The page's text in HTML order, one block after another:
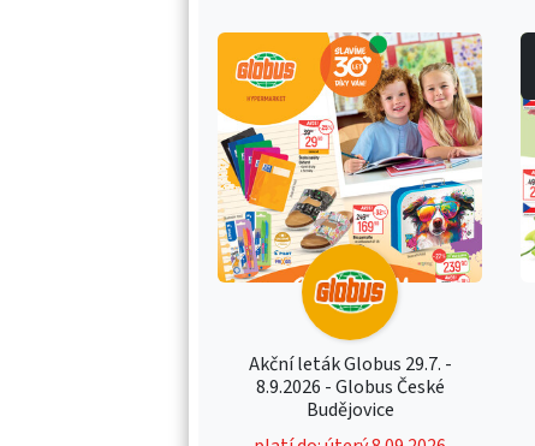
Akční leták Globus 29.7. -
8.9.2026 - Globus České
Budějovice